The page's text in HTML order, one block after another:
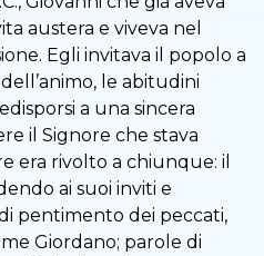
austera e viveva nel
Egli invitava il popolo a
le abitudini
a una sincera
il Signore che stava
era rivolto a chiunque: il
ai suoi inviti e
pentimento dei peccati,
Giordano; parole di